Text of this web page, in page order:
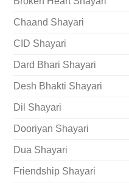
Chaand Shayari
CID Shayari
Dard Bhari Shayari
Desh Bhakti Shayari
Dil Shayari
Dooriyan Shayari
Dua Shayari
Friendship Shayari